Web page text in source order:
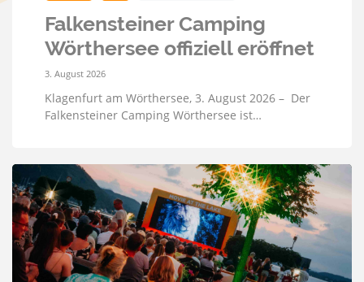
Falkensteiner Camping
Wörthersee offiziell eröffnet
3. August 2026
Klagenfurt am Wörthersee, 3. August 2026 – Der
Falkensteiner Camping Wörthersee ist…